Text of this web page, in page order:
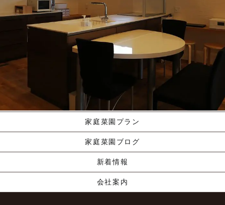
資料請求する
施工ギャラリー
くりやま建築のこだわり
家庭菜園プラン
家庭菜園ブログ
新着情報
会社案内